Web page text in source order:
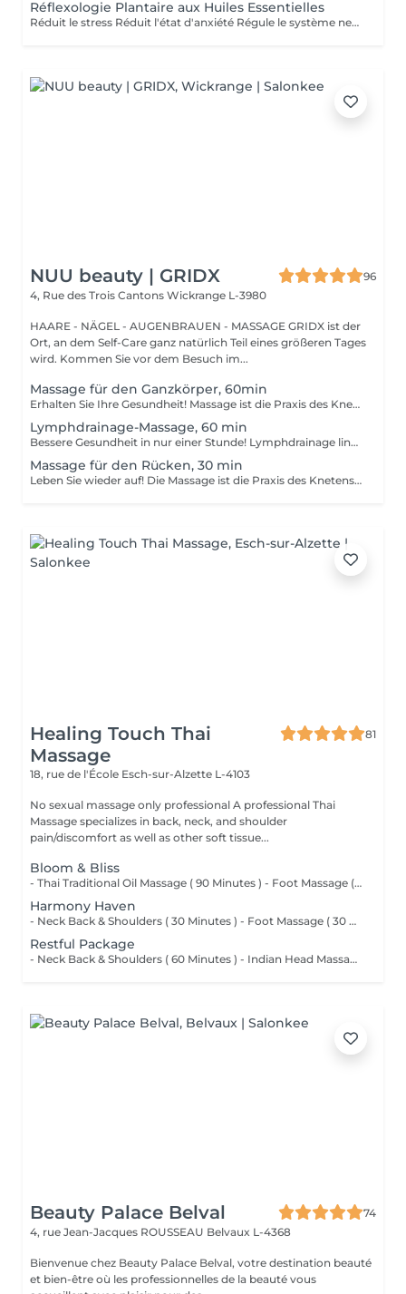
Réflexologie Plantaire aux Huiles Essentielles
Réduit le stress Réduit l'état d'anxiété Régule le système nerveux et hormonal Soulagé les tensions Soulagé la douleur Active la circulation sanguine et lymphatique Aide à la récupération post opératoire Revitalisé les énergies Aide à l'élimination des toxines, toxiques et cristaux d'acide urique Favorise la relaxation général Améliorer la qualité du sommeil Améliorer le système immunitaire
NUU beauty | GRIDX
96
4, Rue des Trois Cantons Wickrange L-3980
HAARE - NÄGEL - AUGENBRAUEN - MASSAGE GRIDX ist der
Ort, an dem Self-Care ganz natürlich Teil eines größeren Tages
wird. Kommen Sie vor dem Besuch im...
Massage für den Ganzkörper, 60min
Erhalten Sie Ihre Gesundheit! Massage ist die Praxis des Knetens oder Bearbeitens der Muskeln und anderer Weichteile einer Person, um Stress zu reduzieren, Muskelschmerzen zu lindern, die Entspannung zu fördern und die Funktion des Immunsystems zu verbessern. Vorteile einer Ganzkörpermassage für die Gesundheit: - reduziert Stress - entspannend - verbessert die Durchblutung - verbessert das Immunsystem des Körpers Wie wird eine Ganzkörpermassage durchgeführt? - Kopf und Nacken werden massiert - Schultern und Rücken werden massiert - Hände und Arme werden massiert - Füße und Beine werden massiert - der Bauch wird massiert Altersbeschränkungen: es gibt keine Altersbeschränkungen für dieses Verfahren. Empfehlungen nach dem Eingriff: nach dem Eingriff 2-3 Stunden keinen Sport und plötzliche Bewegungen machen. Frequenz: 1-2 Mal pro Woche, insgesamt 10 Mal. Wiederholen Sie den Eingriff alle 3-6 Monate.
Lymphdrainage-Massage, 60 min
Bessere Gesundheit in nur einer Stunde! Lymphdrainage lindert Schwellungen, die auftreten, wenn medizinische Behandlungen oder Krankheiten Ihr Lymphsystem blockieren. Die Lymphdrainage-Massage beinhaltet das sanfte Manipulieren bestimmter Bereiche Ihres Körpers, um die Lymphbewegung zu einem Bereich mit funktionierenden Lymphgefäßen zu fördern. Vorteile einer Lymphdrainage-Massage: - verbessert das Immunsystem des Körpers - hilft bei Schwellungen nach Verletzungen - löst Spannungen im Körper Wie wird eine Lymphdrainage-Massage durchgeführt? - Kopf und Nacken werden massiert - Schultern und Rücken werden massiert - Hände und Arme werden massiert - Füße und Beine werden massiert - Bauch wird massiert Altersbeschränkungen: es gibt keine Altersbeschränkungen für dieses Verfahren. Empfehlungen nach dem Verfahren: treiben Sie 2-3 Stunden nach dem Eingriff keinen Sport und machen Sie keine scharfen Bewegungen. Häufigkeit: 1-2 Mal pro Woche, insgesamt 10 Mal. Wiederholen Sie dies alle 3-6 Monate.
Massage für den Rücken, 30 min
Leben Sie wieder auf! Die Massage ist die Praxis des Knetens oder Manipulierens der Muskeln und anderer Weichteile einer Person, um Stress zu reduzieren, Muskelschmerzen zu lindern, die Entspannung zu fördern und die Funktion des Immunsystems zu verbessern. Vorteile einer Rückenmassage für die Gesundheit: - reduziert Stress - entspannend - verbessert die Durchblutung - verbessert das Immunsystem des Körpers Wie wird die Rückenmassage für die Gesundheit durchgeführt? - Kopf und Nacken werden massiert - Schultern und Rücken werden massiert - Hände und Arme werden massiert Altersbeschränkungen: es gibt keine Altersbeschränkungen für dieses Verfahren. Empfehlungen nach dem Eingriff: nach dem Eingriff 2-3 Stunden keinen Sport und plötzliche Bewegungen machen. Frequenz: 1-2 Mal pro Woche, insgesamt 10 Mal. Wiederholen Sie den Eingriff alle 3-6 Monate.
Healing Touch Thai
Massage
81
18, rue de l'École Esch-sur-Alzette L-4103
No sexual massage only professional A professional Thai
Massage specializes in back, neck, and shoulder
pain/discomfort as well as other soft tissue...
Bloom & Bliss
- Thai Traditional Oil Massage ( 90 Minutes ) - Foot Massage ( 30 Minutes )
Harmony Haven
- Neck Back & Shoulders ( 30 Minutes ) - Foot Massage ( 30 Minutes ) - Hand Massage ( 15 Minutes )
Restful Package
- Neck Back & Shoulders ( 60 Minutes ) - Indian Head Massage ( 45 Minutes )
Beauty Palace Belval
74
4, rue Jean-Jacques ROUSSEAU Belvaux L-4368
Bienvenue chez Beauty Palace Belval, votre destination beauté
et bien-être où les professionnelles de la beauté vous